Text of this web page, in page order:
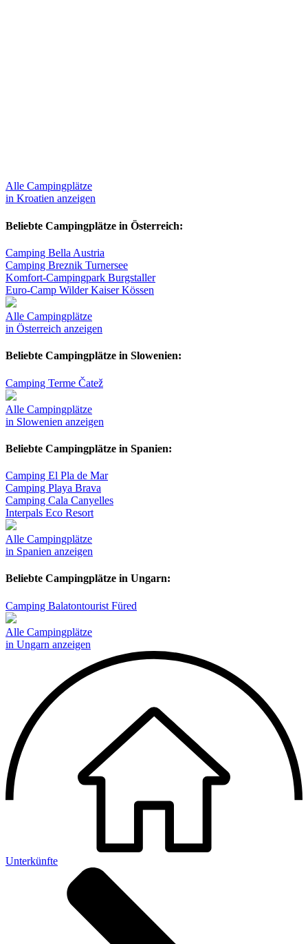
Alle Campingplätze
in Kroatien anzeigen
Beliebte Campingplätze in Österreich:
Camping Bella Austria
Camping Breznik Turnersee
Komfort-Campingpark Burgstaller
Euro-Camp Wilder Kaiser Kössen
Alle Campingplätze
in Österreich anzeigen
Beliebte Campingplätze in Slowenien:
Camping Terme Čatež
Alle Campingplätze
in Slowenien anzeigen
Beliebte Campingplätze in Spanien:
Camping El Pla de Mar
Camping Playa Brava
Camping Cala Canyelles
Interpals Eco Resort
Alle Campingplätze
in Spanien anzeigen
Beliebte Campingplätze in Ungarn:
Camping Balatontourist Füred
Alle Campingplätze
in Ungarn anzeigen
Unterkünfte